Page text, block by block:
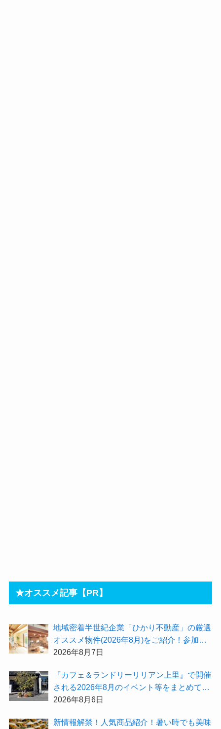
★オススメ記事【PR】
地域密着半世紀企業「ひかり不動産」の厳選
オススメ物件(2026年8月)をご紹介！参加費
無料『”木の家”新潟工場見学会』のご予約も
2026年8月7日
『カフェ＆ランドリーリリアン上里』で開催
される2026年8月のイベント等をまとめてご
紹介！
2026年8月6日
新情報解禁！人気商品紹介！暑い時でも美味